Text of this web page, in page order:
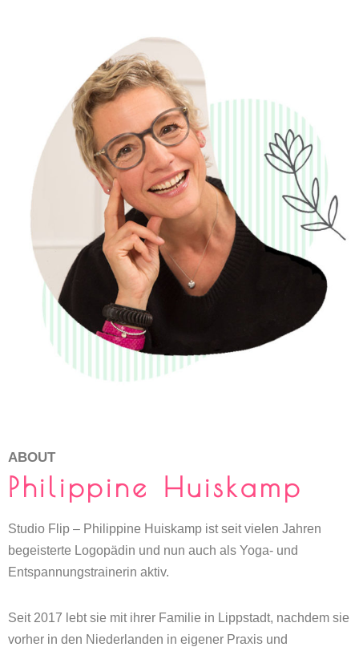
ABOUT
Philippine Huiskamp
Studio Flip – Philippine Huiskamp ist seit vielen Jahren
begeisterte Logopädin und nun auch als Yoga- und
Entspannungstrainerin aktiv.
Seit 2017 lebt sie mit ihrer Familie in Lippstadt, nachdem sie
vorher in den Niederlanden in eigener Praxis und